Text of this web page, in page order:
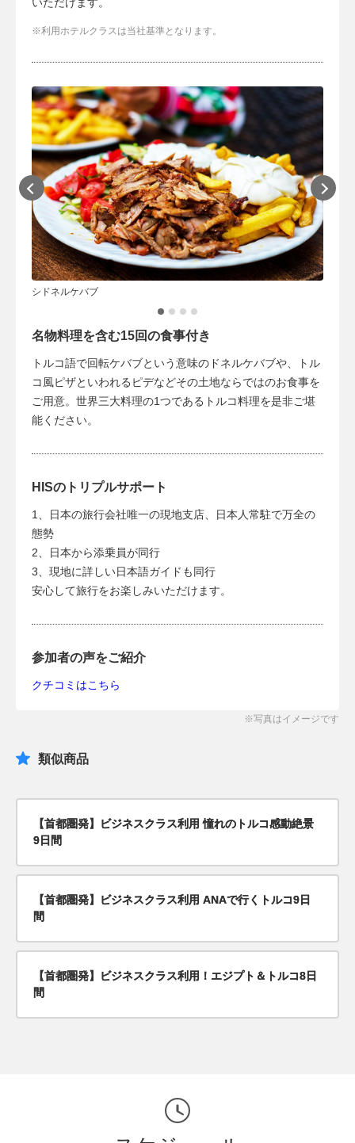
利用ホテルクラスは当社基準となります。
シドネルケバブ
名物料理を含む15回の食事付き
トルコ語で回転ケバブという意味のドネルケバブや、トル
コ風ピザといわれるピデなどその土地ならではのお食事を
ご用意。世界三大料理の1つであるトルコ料理を是非ご堪
能ください。
HISのトリプルサポート
1、日本の旅行会社唯一の現地支店、日本人常駐で万全の
態勢
2、日本から添乗員が同行
3、現地に詳しい日本語ガイドも同行
安心して旅行をお楽しみいただけます。
参加者の声をご紹介
クチコミはこちら
類似商品
【首都圏発】ビジネスクラス利用 憧れのトルコ感動絶景
9日間
【首都圏発】ビジネスクラス利用 ANAで行くトルコ9日
間
【首都圏発】ビジネスクラス利用！エジプト＆トルコ8日
間